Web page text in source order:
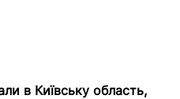
в Київську область,